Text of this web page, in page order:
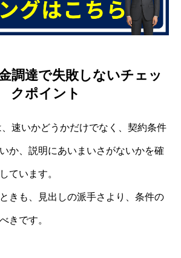
調達で失敗しないチェッ
クポイント
速いかどうかだけでなく、契約条件
か、説明にあいまいさがないかを確
ています。
きも、見出しの派手さより、条件の
きです。